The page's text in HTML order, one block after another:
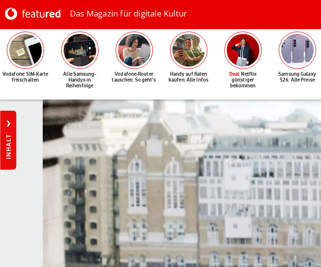
Das Magazin für digitale Kultur
Vodafone: SIM-Karte
freischalten
Alle Samsung-
Handys in
Reihenfolge
Vodafone-Router
tauschen: So geht's
Handy auf Raten
kaufen: Alle Infos
Deal: Netflix
günstiger
bekommen
Samsung Galaxy
S26: Alle Preise
INHALT